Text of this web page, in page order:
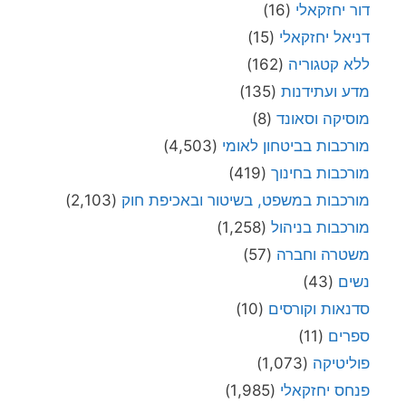
דור יחזקאלי (16)
דניאל יחזקאלי (15)
ללא קטגוריה (162)
מדע ועתידנות (135)
מוסיקה וסאונד (8)
מורכבות בביטחון לאומי (4,503)
מורכבות בחינוך (419)
מורכבות במשפט, בשיטור ובאכיפת חוק (2,103)
מורכבות בניהול (1,258)
משטרה וחברה (57)
נשים (43)
סדנאות וקורסים (10)
ספרים (11)
פוליטיקה (1,073)
פנחס יחזקאלי (1,985)